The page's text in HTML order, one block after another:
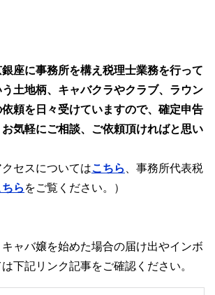
座に事務所を構え税理士業務を行って
土地柄、キャバクラやクラブ、ラウン
頼を日々受けていますので、確定申告
気軽にご相談、ご依頼頂ければと思い
クセスについてはこちら
、事務所代表税
ちら をご覧ください。）
ャバ嬢を始めた場合の届け出やインボ
下記リンク記事をご確認ください。